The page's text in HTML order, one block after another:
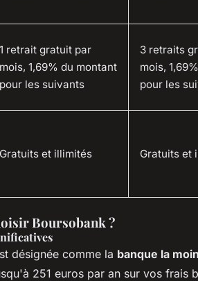
1 retrait gratuit par
mois, 1,69% du montant
pour les suivants
3 retraits
mois,
pour les
Gratuits et illimités Gratuits et
Boursobank ?
désignée comme la banque la
251 euros par an sur vos frais